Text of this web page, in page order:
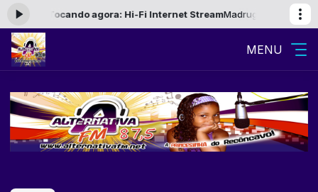
06:00 - Tocando agora: Hi-Fi Internet StreamMadrugada
MENU